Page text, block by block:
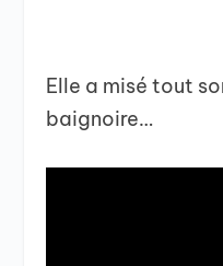
Elle a misé tout
baignoire…